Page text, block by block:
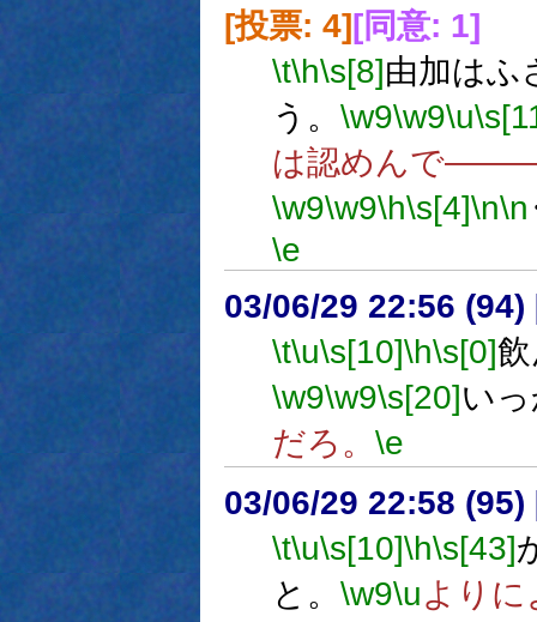
[投票: 4][同意: 1]
\t\h\s[8]由加はふ
う。 \w9\w9\u
は認めんで
\w9\w9\h\s[4]\n\n
\e
03/06/29 22:56 (94)
\t\u\s[10]\h\s[0]
\w9\w9\s[20]い
だろ。 \e
03/06/29 22:58 (95)
\t\u\s[10]\h\s[43]
と。 \w9\uより